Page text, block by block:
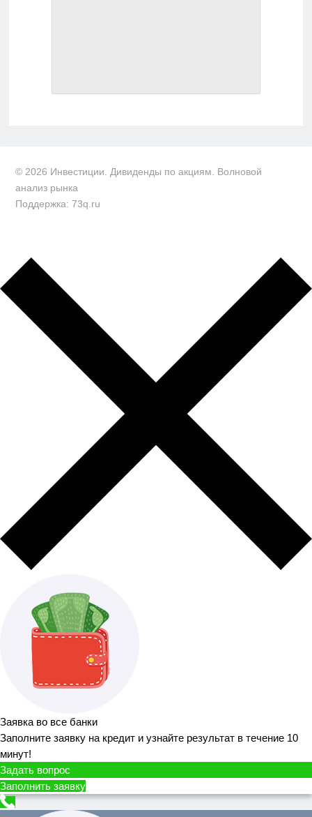
© 2026 Инвестиции. Дивиденды по акциям. Волновой
анализ рынка
Поддержка: 73q.ru
Заявка во все банки
Заполните заявку на кредит и узнайте результат в течение 10
минут!
Задать вопрос
Заполнить заявку